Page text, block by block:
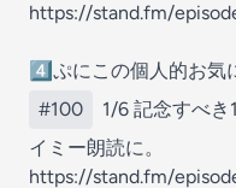
https://stand.fm/
4️⃣ぷにこの個人的お気
#100
1/6 記念すべ
イミー朗読に。
https://stand.fm/